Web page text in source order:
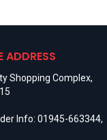
ADDRESS
Shopping Complex,
Info: 01945-663344,